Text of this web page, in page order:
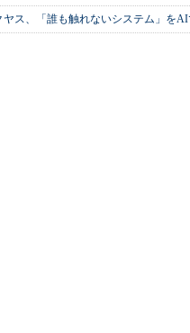
ヤス、「誰も触れないシステム」をAI